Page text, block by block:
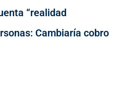
“realidad
Cambiaría cobro